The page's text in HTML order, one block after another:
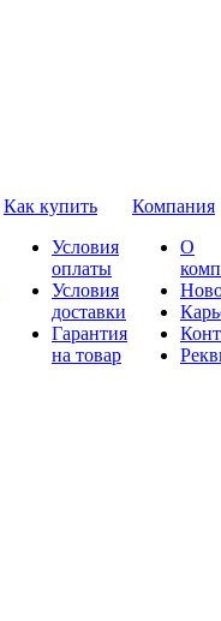
Как купить
Условия
оплаты
Условия
доставки
Гарантия
на товар
Компания
О